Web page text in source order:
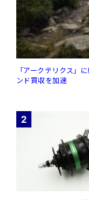
「アークテリクス」
ンド買収を加速
2